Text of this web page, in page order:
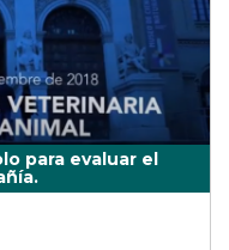
para evaluar el